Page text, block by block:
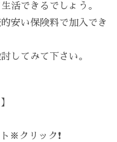
活できるでしょう。
安い保険料で加入でき
してみて下さい。
※クリック❗️